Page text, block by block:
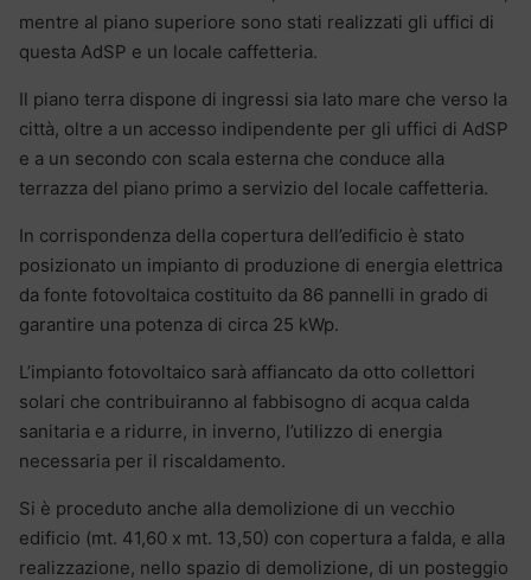
mentre al piano superiore sono stati realizzati gli uffici di
questa AdSP e un locale caffetteria.
Il piano terra dispone di ingressi sia lato mare che verso la
città, oltre a un accesso indipendente per gli uffici di AdSP
e a un secondo con scala esterna che conduce alla
terrazza del piano primo a servizio del locale caffetteria.
In corrispondenza della copertura dell’edificio è stato
posizionato un impianto di produzione di energia elettrica
da fonte fotovoltaica costituito da 86 pannelli in grado di
garantire una potenza di circa 25 kWp.
L’impianto fotovoltaico sarà affiancato da otto collettori
solari che contribuiranno al fabbisogno di acqua calda
sanitaria e a ridurre, in inverno, l’utilizzo di energia
necessaria per il riscaldamento.
Si è proceduto anche alla demolizione di un vecchio
edificio (mt. 41,60 x mt. 13,50) con copertura a falda, e alla
realizzazione, nello spazio di demolizione, di un posteggio